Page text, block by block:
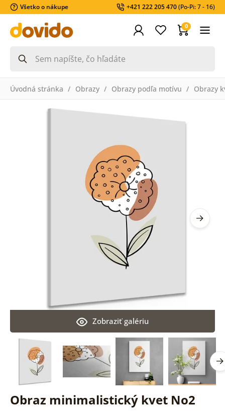
Všetko o nákupe +421 222 205 470(Po-Pi: 7 - 16)
0
Úvodná stránka Obrazy Obrazy podľa motívu Obrazy
Obraz minimalistický kvet No2
Zobraziť galériu